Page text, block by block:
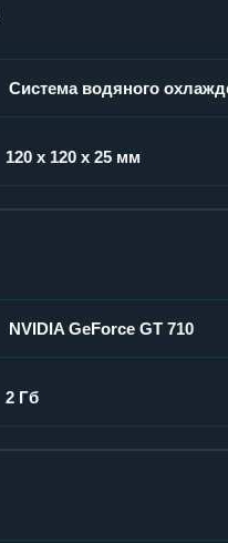
Система водяного
120 x 120 x 25 мм
NVIDIA GeForce GT 710
2 Гб